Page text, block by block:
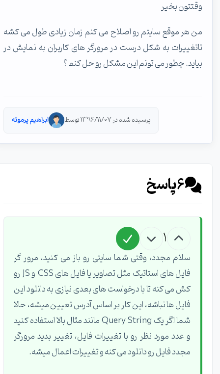
وقتتون بخیر
من هر موقع سایتم رو اصلاح می کنم زمان زیادی طول می کشه
تاتغییرات به شکل درست در مرورگر های کاربران به نمایش در
بیاید. چطور می تونم این مشکل رو حل کنم ؟
پرسیده شده در 1396/11/07 توسط ابراهیم پرموته
6پاسخ
سلام مجدد، وقتی شما سایتی رو باز می کنید، مرور گر
فایل های استاتیک مثل تصاویر یا فایل های CSS و JS رو
کش می کنه تا با درخواست های بعدی نیازی به دانلود این
فایل ها نباشه، این کار بر اساس آدرس تعیین میشه، حالا
شما اگر یک Query String مانند مثال بالا استفاده کنید
و عدد مورد نظر رو با تغییرات فایل، تغییر بدید مرورگر
مجدد فایل رو دانلود می کنه و تغییرات اعمال میشه.